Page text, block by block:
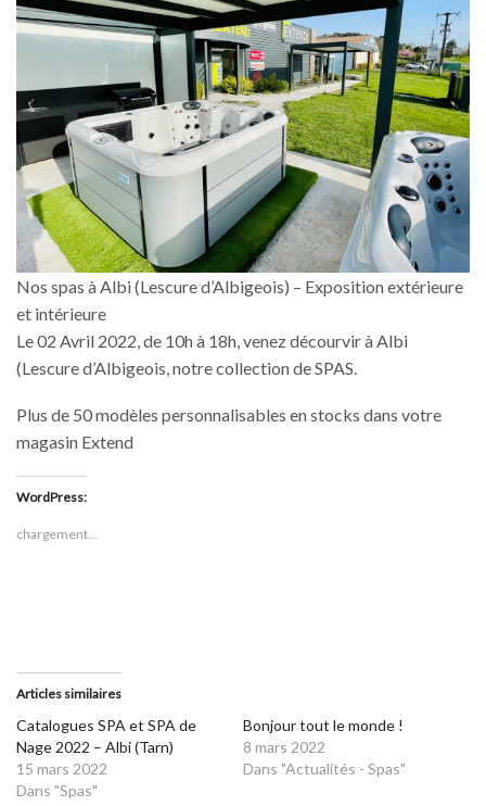
Nos spas à Albi (Lescure d’Albigeois) – Exposition extérieure
et intérieure
Le 02 Avril 2022, de 10h à 18h, venez décourvir à Albi
(Lescure d’Albigeois, notre collection de SPAS.
Plus de 50 modèles personnalisables en stocks dans votre
magasin Extend
WordPress:
chargement…
Articles similaires
Catalogues SPA et SPA de
Nage 2022 – Albi (Tarn)
15 mars 2022
Dans "Spas"
Bonjour tout le monde !
8 mars 2022
Dans "Actualités - Spas"